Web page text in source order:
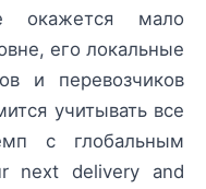
окажется мало
его локальные
и перевозчиков
учитывать все
с глобальным
next delivery and